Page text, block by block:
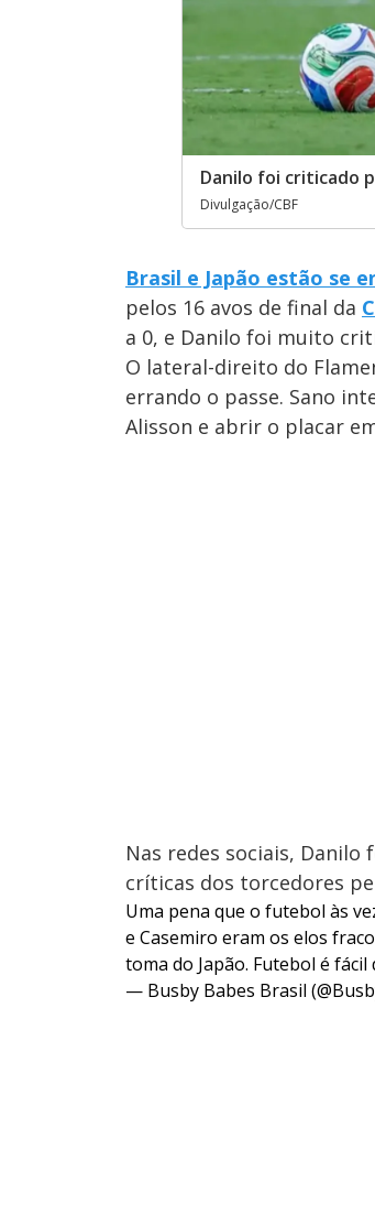
Danilo foi criticado
Divulgação/CBF
Brasil e Japão estão se
pelos 16 avos de final da
a 0, e Danilo foi muito
O lateral-direito do
errando o passe. Sano
Alisson e abrir o placar
Nas redes sociais,
críticas dos torcedores
Uma pena que o futebol às
e Casemiro eram os elos
toma do Japão. Futebol é fácil
— Busby Babes Brasil